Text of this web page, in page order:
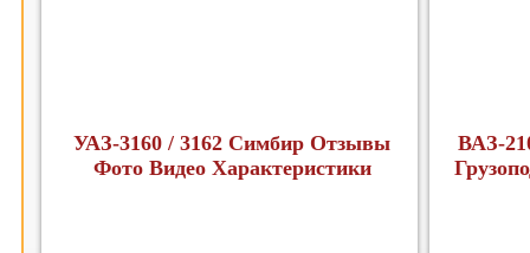
УАЗ-3160 / 3162 Симбир Отзывы
Фото Видео Характеристики
ВАЗ-